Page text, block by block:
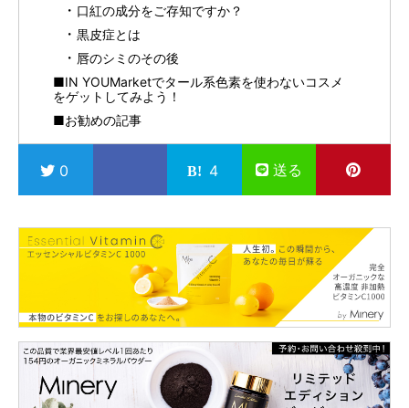
口紅の成分をご存知ですか？
黒皮症とは
唇のシミのその後
■IN YOUMarketでタール系色素を使わないコスメ
をゲットしてみよう！
■お勧めの記事
0 4 送る